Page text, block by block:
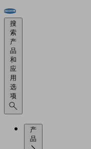
搜
索
产
品
和
应
用
选
项
产